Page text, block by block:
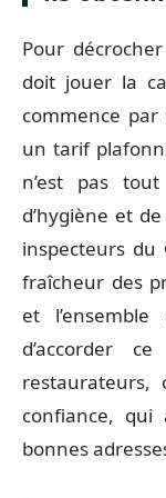
Pour
doit jouer la
commence
un tarif
n’est pas
d’hygiène et
inspecteurs
fraîcheur des
et l’ensemble
d’accorder
confiance,
bonnes